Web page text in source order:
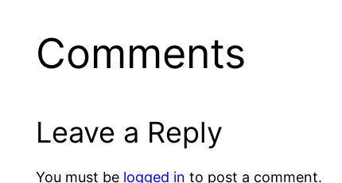
Comments
Leave a Reply
You must be logged in to post a comment.